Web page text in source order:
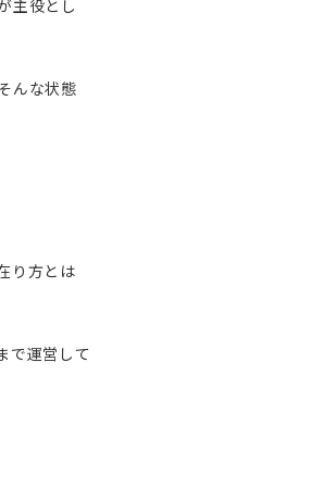
主役とし
んな状態
り方とは
で運営して